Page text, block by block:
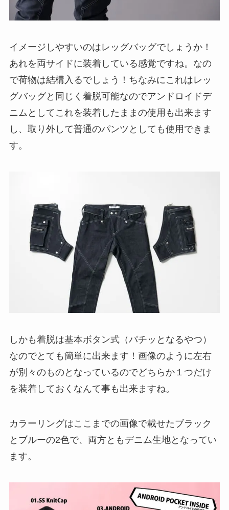
イメージしやすいのはレッグバッグでしょうか！
あれを両サイドに装着している感覚ですね。なの
で荷物は結構入るでしょう！ちなみにこれはレッ
グバッグと同じく着脱可能なのでアンドロイドデ
ニムとしてこれを装着したままの使用も出来ます
し、取り外して普通のパンツとしても使用できま
す。
しかも着脱は基本ボタン式（パチッとなるやつ）
なのでとても簡単に出来ます！画像のように左右
が別々のものとなっているのでどちらか１つだけ
を装着しておくなんて事も出来ますね。
カラーリングはここまでの画像で載せたブラック
とブルーの2色で、両方ともデニム生地となってい
ます。